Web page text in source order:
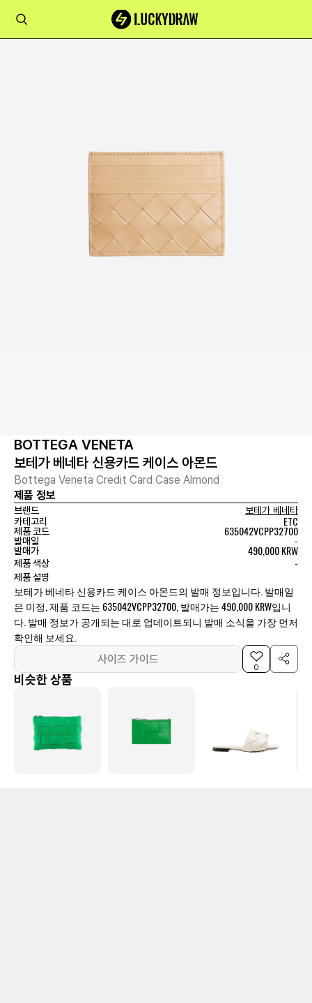
BOTTEGA VENETA
보테가 베네타 신용카드 케이스 아몬드
Bottega Veneta Credit Card Case Almond
제품 정보
브랜드
보테가 베네타
카테고리
ETC
제품 코드 635042VCPP32700
발매일 -
발매가 490,000 KRW
제품 색상 -
제품 설명
보테가 베네타 신용카드 케이스 아몬드의 발매 정보입니다. 발매일
은 미정, 제품 코드는 635042VCPP32700, 발매가는 490,000 KRW입니
다. 발매 정보가 공개되는 대로 업데이트되니 발매 소식을 가장 먼저
확인해 보세요.
사이즈 가이드
0
비슷한 상품